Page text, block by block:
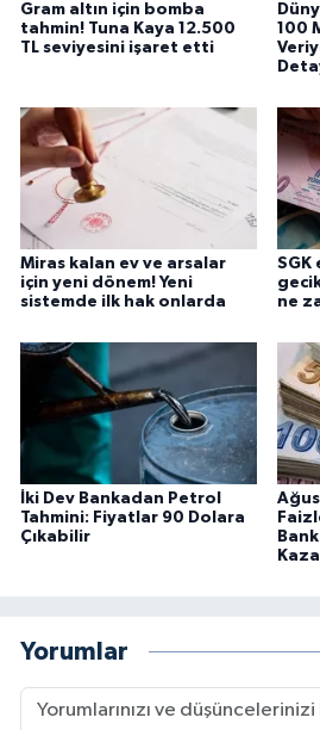
Gram altın için bomba
tahmin! Tuna Kaya 12.500
TL seviyesini işaret etti
100
Miras kalan ev ve arsalar
için yeni dönem! Yeni
sistemde ilk hak onlarda
SGK
ne
İki Dev Bankadan Petrol
Tahmini: Fiyatlar 90 Dolara
Çıkabilir
Yorumlar